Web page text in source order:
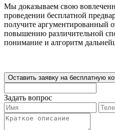
Мы доказываем свою
проведении бесплатной
получите аргументированный
повышению различительной
понимание и алгоритм
Оставить заявку на бесплатную
Задать вопрос